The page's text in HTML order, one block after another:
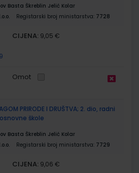
Basta Škreblin Jelić Kolar
Registarski broj ministarstva: 7728
CIJENA: 9,05 €
Omot
PRIRODE I DRUŠTVA; 2. dio, radni
škole
Basta Škreblin Jelić Kolar
Registarski broj ministarstva: 7729
CIJENA: 9,06 €